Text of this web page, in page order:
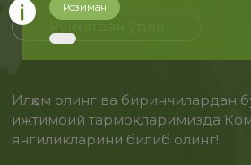
Илҳом олинг ва биринчилардан
ижтимоий тармоқларимизда
янгиликларини билиб олинг!
Розиман